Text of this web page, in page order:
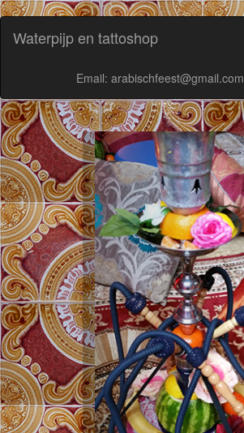
Waterpijp en tattoshop
Email: arabischfeest@gmail.com